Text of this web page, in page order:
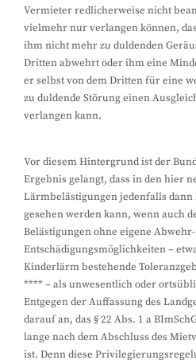
Vermieter redlicherweise nicht
vielmehr nur verlangen können,
ihm nicht mehr zu duldenden
Dritten abwehrt oder ihm eine
er selbst von dem Dritten für eine
zu duldende Störung einen
verlangen kann.
Vor diesem Hintergrund ist der
Ergebnis gelangt, dass in den hier
Lärmbelästigungen jedenfalls dann
gesehen werden kann, wenn auch
Belästigungen ohne eigene
Entschädigungsmöglichkeiten –
Kinderlärm bestehende
**** – als unwesentlich oder
Entgegen der Auffassung des
darauf an, das § 22 Abs. 1 a
lange nach dem Abschluss des
ist. Denn diese